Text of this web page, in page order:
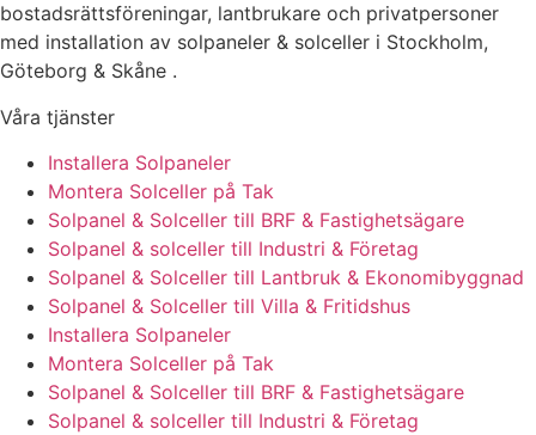
bostadsrättsföreningar, lantbrukare och privatpersoner
med installation av solpaneler & solceller i Stockholm,
Göteborg & Skåne .
Våra tjänster
Installera Solpaneler
Montera Solceller på Tak
Solpanel & Solceller till BRF & Fastighetsägare
Solpanel & solceller till Industri & Företag
Solpanel & Solceller till Lantbruk & Ekonomibyggnad
Solpanel & Solceller till Villa & Fritidshus
Installera Solpaneler
Montera Solceller på Tak
Solpanel & Solceller till BRF & Fastighetsägare
Solpanel & solceller till Industri & Företag